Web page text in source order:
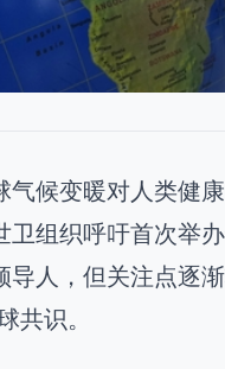
气候变暖对人类健
组织呼吁首次举
导人，但关注点逐
共识。